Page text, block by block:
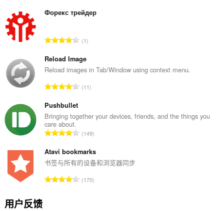
分
：
Форекс трейдер
总
分
次
：
1
Reload Image
Reload images in Tab/Window using context menu.
总
次
：
11
Pushbullet
Bringing together your devices, friends, and the things you
care about.
总
分
次
：
149
Atavi bookmarks
书签与所有的设备和浏览器同步
总170
用户反馈